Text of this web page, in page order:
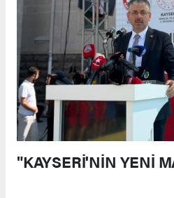
"KAYSERİ'NİN YENİ